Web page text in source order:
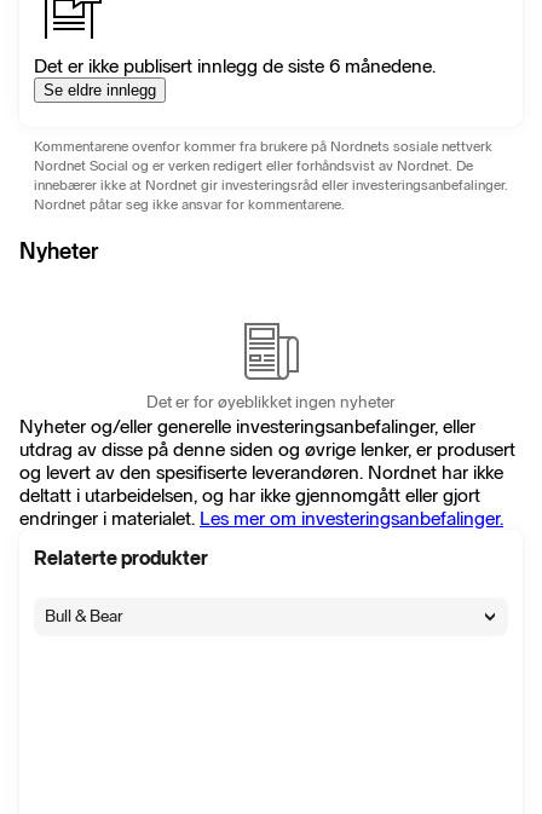
Det er ikke publisert innlegg de siste 6 månedene.
Se eldre innlegg
Kommentarene ovenfor kommer fra brukere på Nordnets sosiale nettverk
Nordnet Social og er verken redigert eller forhåndsvist av Nordnet. De
innebærer ikke at Nordnet gir investeringsråd eller investeringsanbefalinger.
Nordnet påtar seg ikke ansvar for kommentarene.
Nyheter
Det er for øyeblikket ingen nyheter
Nyheter og/eller generelle investeringsanbefalinger, eller
utdrag av disse på denne siden og øvrige lenker, er produsert
og levert av den spesifiserte leverandøren. Nordnet har ikke
deltatt i utarbeidelsen, og har ikke gjennomgått eller gjort
endringer i materialet. Les mer om investeringsanbefalinger.
Relaterte produkter
Bull & Bear